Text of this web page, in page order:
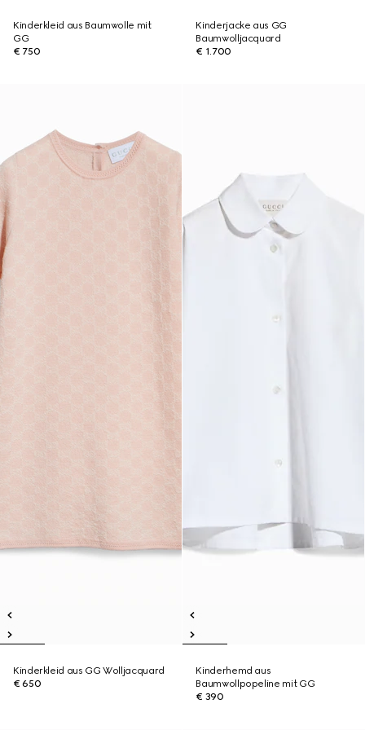
Kinderkleid aus Baumwolle mit
GG
€ 750
Kinderjacke aus GG
Baumwolljacquard
€ 1.700
Kinderkleid aus GG Wolljacquard
€ 650
Kinderhemd aus
Baumwollpopeline mit GG
€ 390